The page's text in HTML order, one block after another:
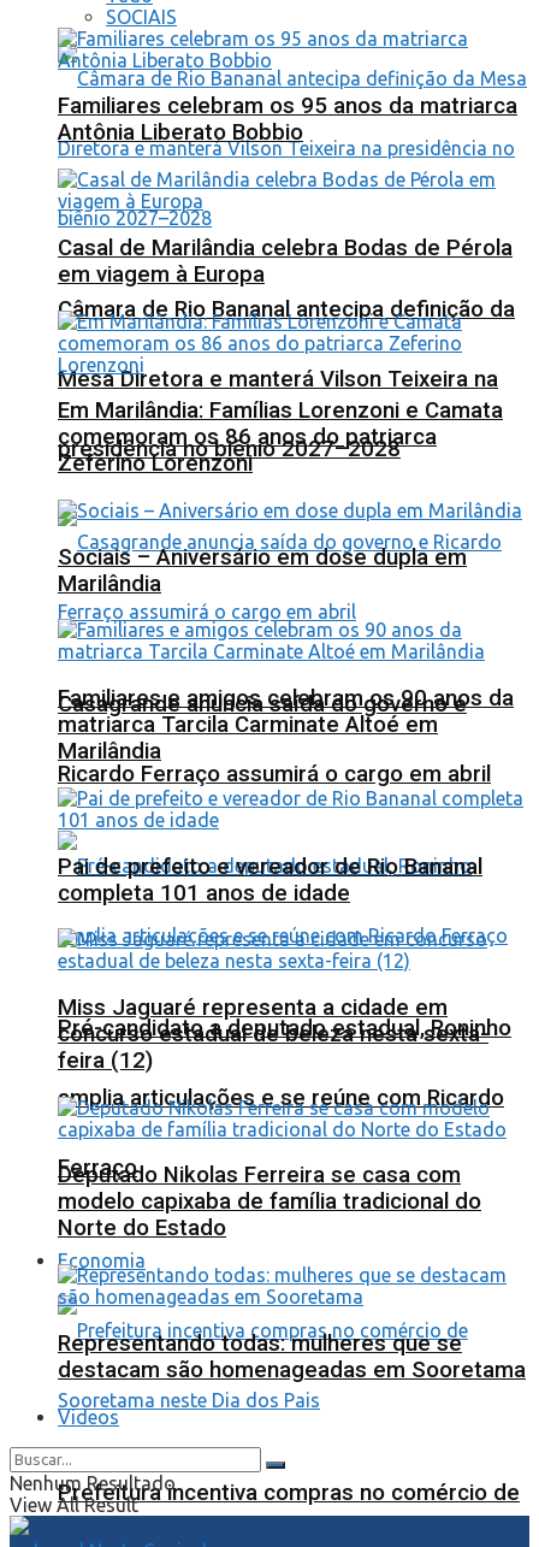
Câmara de Rio Bananal antecipa definição da
Mesa Diretora e manterá Vilson Teixeira na
presidência no biênio 2027–2028
Casagrande anuncia saída do governo e
Ricardo Ferraço assumirá o cargo em abril
Pré-candidato a deputado estadual, Roninho
amplia articulações e se reúne com Ricardo
Ferraço
Economia
Prefeitura incentiva compras no comércio de
SOCIAIS
Familiares celebram os 95 anos da matriarca
Antônia Liberato Bobbio
Casal de Marilândia celebra Bodas de Pérola
em viagem à Europa
Em Marilândia: Famílias Lorenzoni e Camata
comemoram os 86 anos do patriarca
Zeferino Lorenzoni
Sociais – Aniversário em dose dupla em
Marilândia
Familiares e amigos celebram os 90 anos da
matriarca Tarcila Carminate Altoé em
Marilândia
Pai de prefeito e vereador de Rio Bananal
completa 101 anos de idade
Miss Jaguaré representa a cidade em
concurso estadual de beleza nesta sexta-
feira (12)
Deputado Nikolas Ferreira se casa com
modelo capixaba de família tradicional do
Norte do Estado
Representando todas: mulheres que se
destacam são homenageadas em Sooretama
Videos
Nenhum Resultado
View All Result